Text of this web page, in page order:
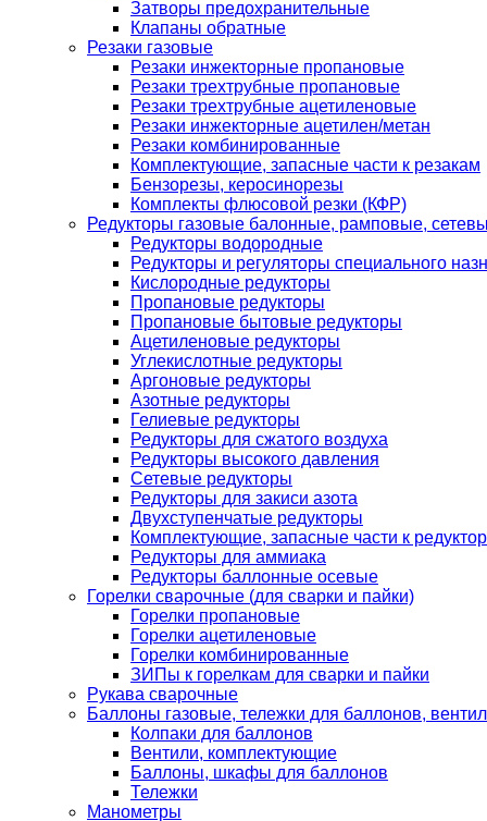
Затворы предохранительные
Клапаны обратные
Резаки газовые
Резаки инжекторные пропановые
Резаки трехтрубные пропановые
Резаки трехтрубные ацетиленовые
Резаки инжекторные ацетилен/метан
Резаки комбинированные
Комплектующие, запасные части к резакам
Бензорезы, керосинорезы
Комплекты флюсовой резки (КФР)
Редукторы газовые балонные, рамповые,
Редукторы водородные
Редукторы и регуляторы специального
Кислородные редукторы
Пропановые редукторы
Пропановые бытовые редукторы
Ацетиленовые редукторы
Углекислотные редукторы
Аргоновые редукторы
Азотные редукторы
Гелиевые редукторы
Редукторы для сжатого воздуха
Редукторы высокого давления
Сетевые редукторы
Редукторы для закиси азота
Двухступенчатые редукторы
Комплектующие, запасные части к
Редукторы для аммиака
Редукторы баллонные осевые
Горелки сварочные (для сварки и пайки)
Горелки пропановые
Горелки ацетиленовые
Горелки комбинированные
ЗИПы к горелкам для сварки и пайки
Рукава сварочные
Баллоны газовые, тележки для баллонов,
Колпаки для баллонов
Вентили, комплектующие
Баллоны, шкафы для баллонов
Тележки
Манометры